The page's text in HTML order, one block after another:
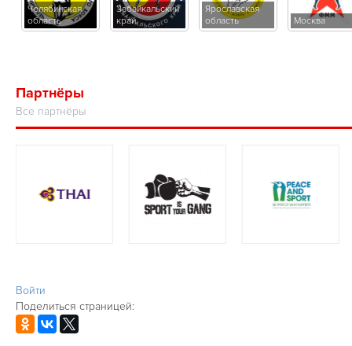
Челябинская
область
Забайкальский
край
Ярославская
область
Москва
Партнёры
Все партнёры
Войти
Поделиться страницей: